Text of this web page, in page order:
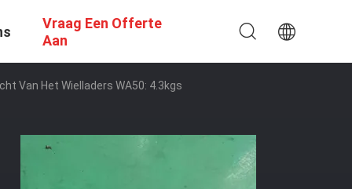
Vraag Een Offerte
Aan
Van Het Wielladers WA50: 4.3kgs